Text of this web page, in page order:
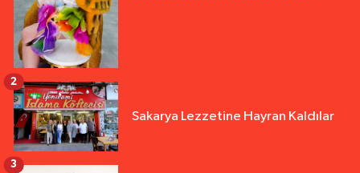
Sakarya Lezzetine Hayran Kaldılar
2
3